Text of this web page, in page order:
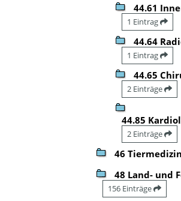
44.61
1 Eintrag
44.64
1 Eintrag
44.65
2 Einträge
44.85
2 Einträge
46 Tiermedizin
48 Land- und
156 Einträge